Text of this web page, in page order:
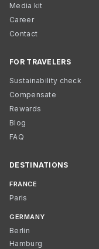
Media kit
Career
Contact
FOR TRAVELERS
Sustainability check
Compensate
Rewards
Blog
FAQ
DESTINATIONS
FRANCE
Paris
GERMANY
Berlin
Hamburg